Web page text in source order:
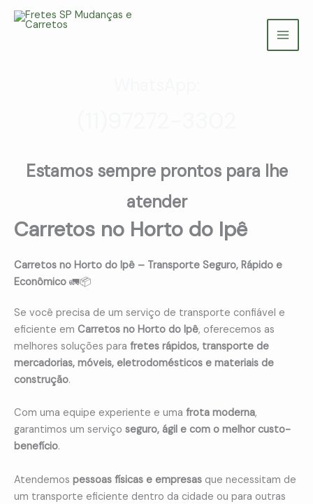
para
Estamos sempre prontos para lhe
atender
Carretos no Horto do Ipê
Carretos no Horto do Ipê – Transporte Seguro, Rápido e
Econômico 🚛📦
Se você precisa de um serviço de transporte confiável e
eficiente em Carretos no Horto do Ipê, oferecemos as
melhores soluções para fretes rápidos, transporte de
mercadorias, móveis, eletrodomésticos e materiais de
construção.
Com uma equipe experiente e uma frota moderna,
garantimos um serviço seguro, ágil e com o melhor custo-
benefício.
Atendemos pessoas físicas e empresas que necessitam de
um transporte eficiente dentro da cidade ou para outras